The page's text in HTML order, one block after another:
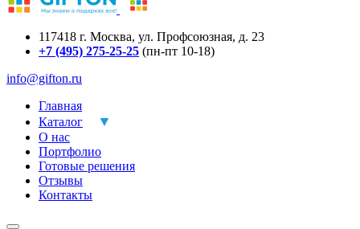
117418 г. Москва, ул. Профсоюзная, д. 23
+7 (495) 275-25-25 (пн-пт 10-18)
info@gifton.ru
Главная
Каталог
О нас
Портфолио
Готовые решения
Отзывы
Контакты